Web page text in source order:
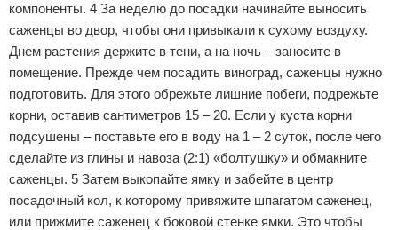
компоненты. 4 За неделю до посадки начинайте выносить
саженцы во двор, чтобы они привыкали к сухому воздуху.
Днем растения держите в тени, а на ночь – заносите в
помещение. Прежде чем посадить виноград, саженцы нужно
подготовить. Для этого обрежьте лишние побеги, подрежьте
корни, оставив сантиметров 15 – 20. Если у куста корни
подсушены – поставьте его в воду на 1 – 2 суток, после чего
сделайте из глины и навоза (2:1) «болтушку» и обмакните
саженцы. 5 Затем выкопайте ямку и забейте в центр
посадочный кол, к которому привяжите шпагатом саженец,
или прижмите саженец к боковой стенке ямки. Это чтобы